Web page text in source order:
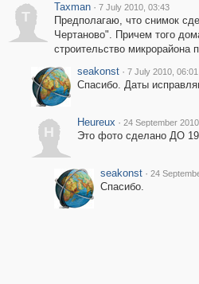
T
Taxman · 7 July 2010, 03:43
Предполагаю, что снимок
Чертаново". Причем того
строительство микрорайона
seakonst · 7 July 2010, 06:01
Спасибо. Даты
H
Heureux · 24 September
Это фото сделано ДО
seakonst · 24
Спасибо.